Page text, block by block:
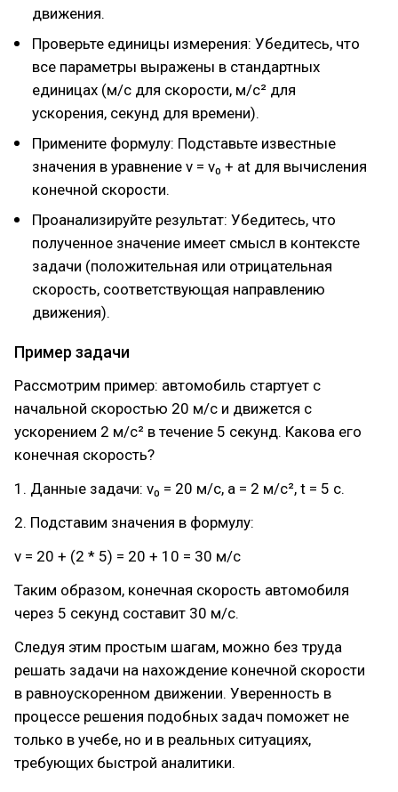
движения.
Проверьте единицы измерения: Убедитесь, что
все параметры выражены в стандартных
единицах (м/с для скорости, м/с² для
ускорения, секунд для времени).
Примените формулу: Подставьте известные
значения в уравнение v = v₀ + at для вычисления
конечной скорости.
Проанализируйте результат: Убедитесь, что
полученное значение имеет смысл в контексте
задачи (положительная или отрицательная
скорость, соответствующая направлению
движения).
Пример задачи
Рассмотрим пример: автомобиль стартует с
начальной скоростью 20 м/с и движется с
ускорением 2 м/с² в течение 5 секунд. Какова его
конечная скорость?
1. Данные задачи: v₀ = 20 м/с, a = 2 м/с², t = 5 с.
2. Подставим значения в формулу:
v = 20 + (2 * 5) = 20 + 10 = 30 м/с
Таким образом, конечная скорость автомобиля
через 5 секунд составит 30 м/с.
Следуя этим простым шагам, можно без труда
решать задачи на нахождение конечной скорости
в равноускоренном движении. Уверенность в
процессе решения подобных задач поможет не
только в учебе, но и в реальных ситуациях,
требующих быстрой аналитики.